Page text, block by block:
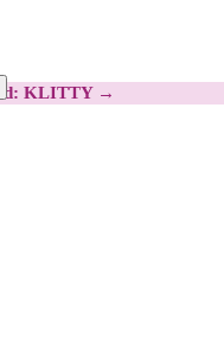
KLITTY →